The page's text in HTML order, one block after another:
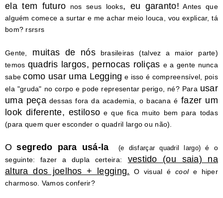
ela tem futuro nos seus looks, eu garanto! Antes que
alguém comece a surtar e me achar meio louca, vou explicar, tá
bom? rsrsrs
Gente, muitas de nósbrasileiras (talvez a maior parte)
temos quadris largos, pernocas roliças e a gente nunca
sabecomo usar uma Legging e isso é compreensível, pois
ela "gruda" no corpo e pode representar perigo, né? Para usar
uma peçadessas fora da academia, o bacana é fazer um
look diferente, estiloso e que fica muito bem para todas
(para quem quer esconder o quadril largo ou não).
O segredo para usá-la (e disfarçar quadril largo) é o
seguinte: fazer a dupla certeira:
vestido (ou saia) na
altura dos joelhos + legging. O visual é coole hiper
charmoso. Vamos conferir?